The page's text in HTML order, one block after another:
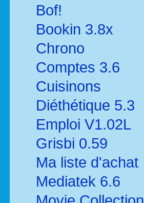
Bof!
Bookin 3.8x
Chrono
Comptes 3.6
Cuisinons
Diéthétique 5.3
Emploi V1.02L
Grisbi 0.59
Ma liste d'achat
Mediatek 6.6